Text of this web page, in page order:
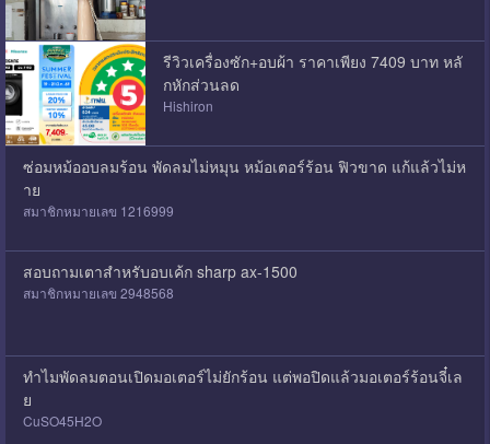
รีวิวเครื่องซัก+อบผ้า ราคาเพียง 7409 บาท หลั
กหักส่วนลด
Hishiron
ซ่อมหม้ออบลมร้อน พัดลมไม่หมุน หม้อเตอร์ร้อน ฟิวขาด แก้แล้วไม่ห
าย
สมาชิกหมายเลข 1216999
สอบถามเตาสำหรับอบเค้ก sharp ax-1500
สมาชิกหมายเลข 2948568
ทำไมพัดลมตอนเปิดมอเตอร์ไม่ยักร้อน แต่พอปิดแล้วมอเตอร์ร้อนจี๋เล
ย
CuSO45H2O